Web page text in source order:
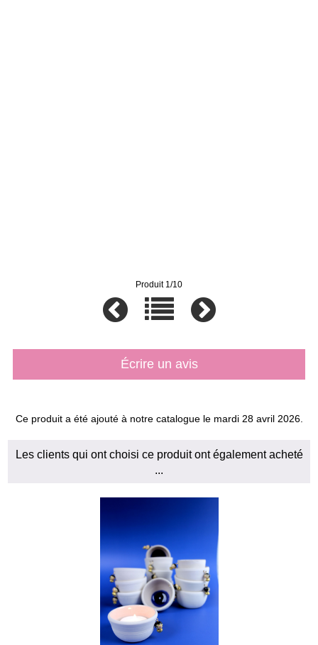
Produit 1/10
Écrire un avis
Ce produit a été ajouté à notre catalogue le mardi 28 avril 2026.
Les clients qui ont choisi ce produit ont également acheté